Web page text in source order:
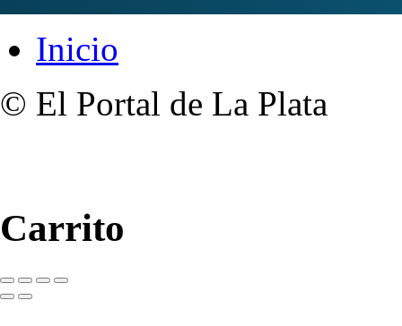
Inicio
© El Portal de La Plata
Carrito